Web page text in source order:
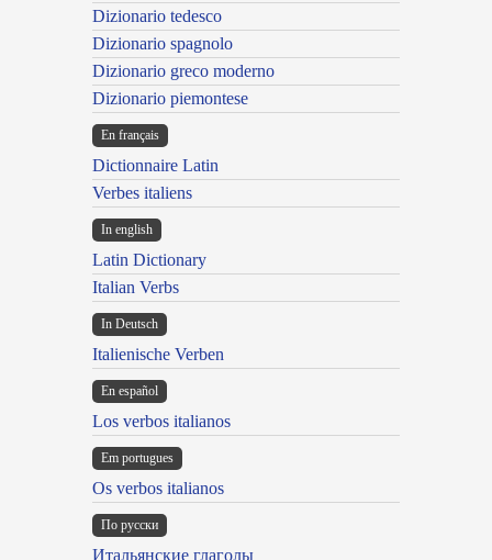
Dizionario tedesco
Dizionario spagnolo
Dizionario greco moderno
Dizionario piemontese
En français
Dictionnaire Latin
Verbes italiens
In english
Latin Dictionary
Italian Verbs
In Deutsch
Italienische Verben
En español
Los verbos italianos
Em portugues
Os verbos italianos
По русски
Итальянские глаголы